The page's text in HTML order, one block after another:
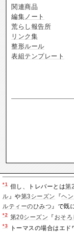
関連商品
編集ノート
荒らし報告所
リンク集
整形ルール
表組テンプレート
*1 但し、トレバーとは第
ル 』や第3シーズン 『ヘ
ルティーのひみつ 』で既
*2 第20シーズン 『 おそ
*3 トーマスの場合はエド